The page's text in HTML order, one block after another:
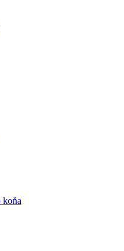
koňa